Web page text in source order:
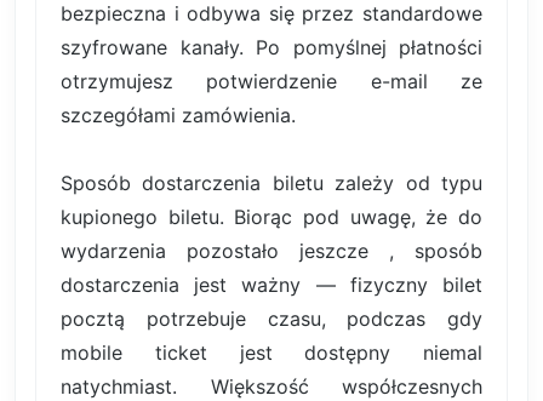
bezpieczna i odbywa się przez standardowe
szyfrowane kanały. Po pomyślnej płatności
otrzymujesz potwierdzenie e-mail ze
szczegółami zamówienia.
Sposób dostarczenia biletu zależy od typu
kupionego biletu. Biorąc pod uwagę, że do
wydarzenia pozostało jeszcze , sposób
dostarczenia jest ważny — fizyczny bilet
pocztą potrzebuje czasu, podczas gdy
mobile ticket jest dostępny niemal
natychmiast. Większość współczesnych